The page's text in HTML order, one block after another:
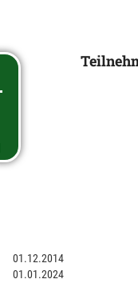
01.12.2014
01.01.2024